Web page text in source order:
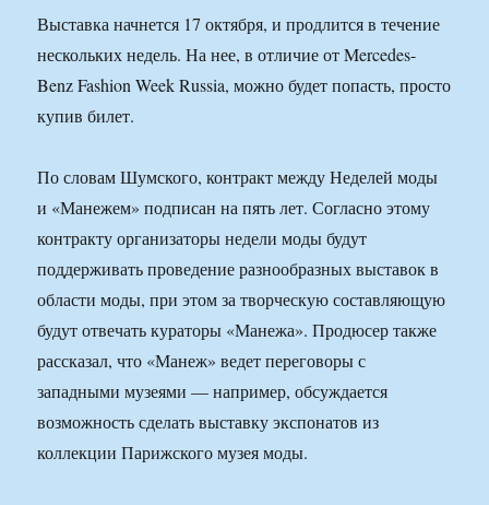
Выставка начнется 17 октября, и продлится в течение
нескольких недель. На нее, в отличие от Mercedes-
Benz Fashion Week Russia, можно будет попасть, просто
купив билет.
По словам Шумского, контракт между Неделей моды
и «Манежем» подписан на пять лет. Согласно этому
контракту организаторы недели моды будут
поддерживать проведение разнообразных выставок в
области моды, при этом за творческую составляющую
будут отвечать кураторы «Манежа». Продюсер также
рассказал, что «Манеж» ведет переговоры с
западными музеями — например, обсуждается
возможность сделать выставку экспонатов из
коллекции Парижского музея моды.